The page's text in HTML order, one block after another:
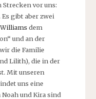
Strecken vor uns:
gibt aber zwei
Williams dem
und an der
die Familie
Lilith), die in der
Mit unseren
uns eine
und Kira sind